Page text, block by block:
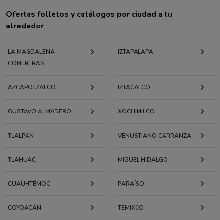
Ofertas folletos y catálogos por ciudad a tu
alrededor
LA MAGDALENA
CONTRERAS
IZTAPALAPA
AZCAPOTZALCO IZTACALCO
GUSTAVO A. MADERO XOCHIMILCO
TLALPAN VENUSTIANO CARRANZA
TLÁHUAC MIGUEL HIDALGO
CUAUHTÉMOC PARAÍSO
COYOACÁN TEMIXCO